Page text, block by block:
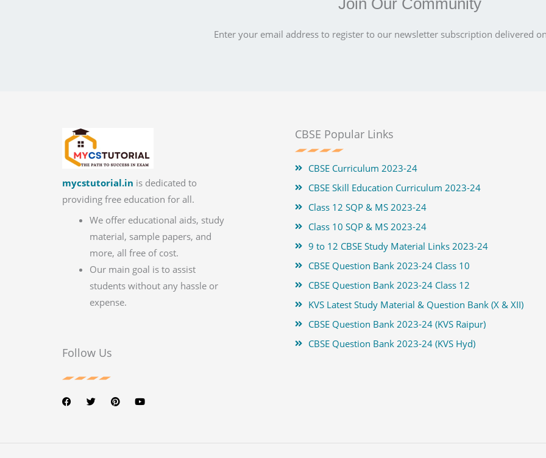
Join Our Community
Enter your email address to register to our newsletter subscription delivered
mycstutorial.in is dedicated to
providing free education for all.
We offer educational aids, study
material, sample papers, and
more, all free of cost.
Our main goal is to assist
students without any hassle or
expense.
Follow Us
F
a
T
w
P
i
Y
CBSE Popular Links
CBSE Curriculum 2023-24
CBSE Skill Education Curriculum 2023-24
Class 12 SQP & MS 2023-24
Class 10 SQP & MS 2023-24
9 to 12 CBSE Study Material Links 2023-24
CBSE Question Bank 2023-24 Class 10
CBSE Question Bank 2023-24 Class 12
KVS Latest Study Material & Question Bank (X & XII)
CBSE Question Bank 2023-24 (KVS Raipur)
CBSE Question Bank 2023-24 (KVS Hyd)